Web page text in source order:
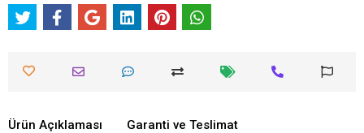
Ürün Açıklaması Garanti ve Teslimat